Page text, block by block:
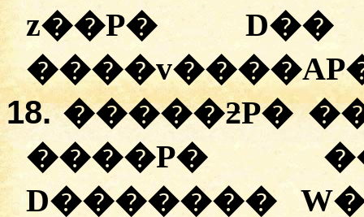
z��P�
18. �����ƻP�
����P�
D�������